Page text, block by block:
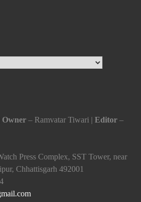
Owner – Ramvatar Tiwari | Editor –
Press Complex, SST Tower, near
Chhattisgarh 492001